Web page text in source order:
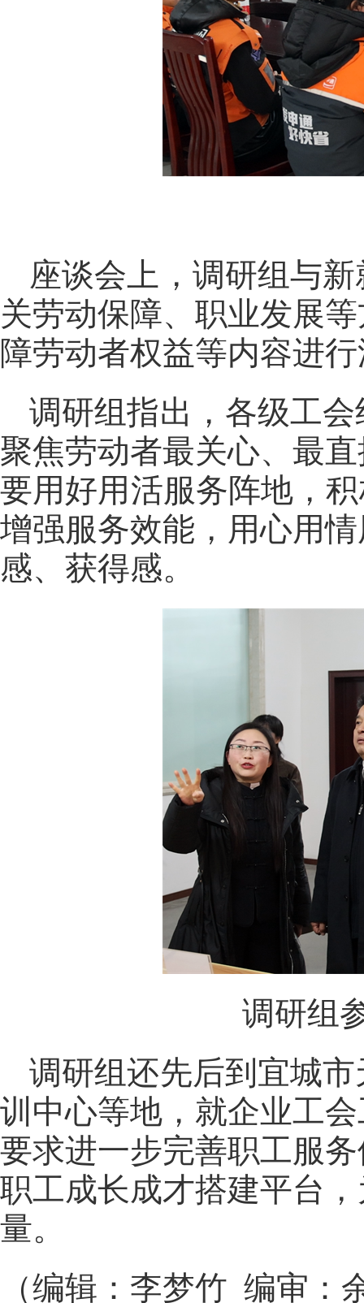
座谈会上，调研组与
关劳动保障、职业发展
障劳动者权益等内容进
调研组指出，各级工
聚焦劳动者最关心、最
要用好用活服务阵地，
增强服务效能，用心用
感、获得感。
调研组
调研组还先后到宜城
训中心等地，就企业工
要求进一步完善职工服
职工成长成才搭建平台
量。
（编辑：李梦竹 编审：